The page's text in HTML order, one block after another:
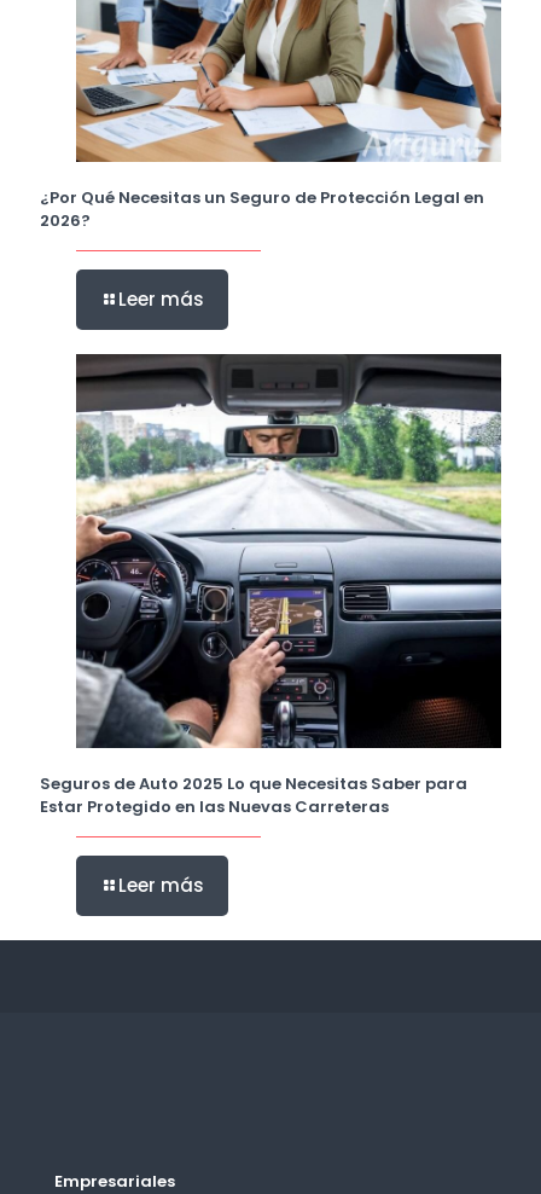
¿Por Qué Necesitas un Seguro de Protección Legal en
2026?
Leer más
Seguros de Auto 2025 Lo que Necesitas Saber para
Estar Protegido en las Nuevas Carreteras
Leer más
Empresariales